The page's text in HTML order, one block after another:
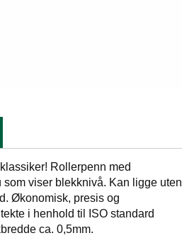
Rollerpenn med
viser blekknivå. Kan ligge uten
Økonomisk, presis og
i henhold til ISO standard
ca. 0,5mm.